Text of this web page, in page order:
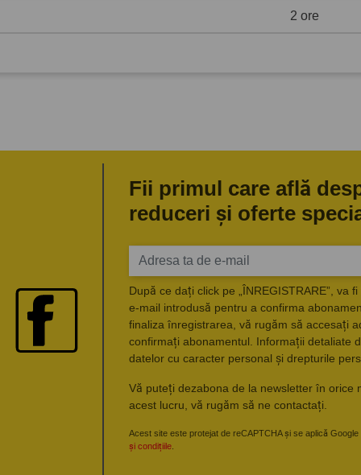
2 ore
Fii primul care află
reduceri și oferte
După ce dați click pe „ÎNREGISTRARE”, va
e-mail introdusă pentru a confirma
finaliza înregistrarea, vă rugăm să accesați
confirmați abonamentul. Informații detaliate
datelor cu caracter personal și drepturile
Vă puteți dezabona de la newsletter în orice
acest lucru, vă rugăm să ne contactați.
Acest site este protejat de reCAPTCHA și se aplică Google
și condițiile